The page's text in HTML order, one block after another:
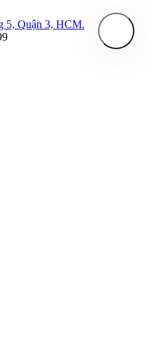
5, Quận 3, HCM.